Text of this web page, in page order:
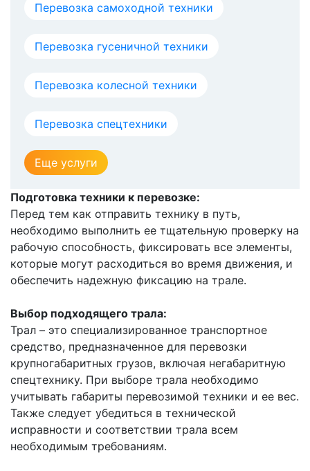
Перевозка самоходной техники
Перевозка гусеничной техники
Перевозка колесной техники
Перевозка спецтехники
Еще услуги
Подготовка техники к перевозке:
Перед тем как отправить технику в путь,
необходимо выполнить ее тщательную проверку на
рабочую способность, фиксировать все элементы,
которые могут расходиться во время движения, и
обеспечить надежную фиксацию на трале.
Выбор подходящего трала:
Трал – это специализированное транспортное
средство, предназначенное для перевозки
крупногабаритных грузов, включая негабаритную
спецтехнику. При выборе трала необходимо
учитывать габариты перевозимой техники и ее вес.
Также следует убедиться в технической
исправности и соответствии трала всем
необходимым требованиям.